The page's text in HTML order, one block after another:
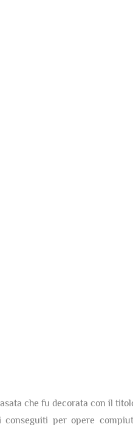
che fu decorata con il
conseguiti per opere